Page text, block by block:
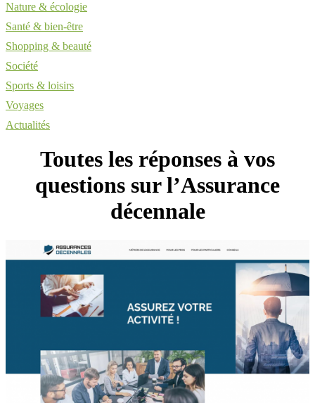
Nature & écologie
Santé & bien-être
Shopping & beauté
Société
Sports & loisirs
Voyages
Actualités
Toutes les réponses à vos
questions sur l’Assurance
décennale